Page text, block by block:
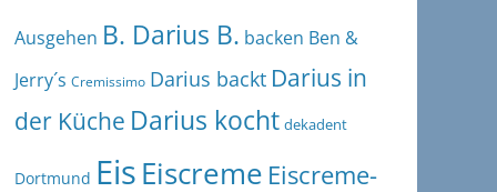
Ausgehen B. Darius B. backen Ben &
Jerry´s Cremissimo Darius backt Darius in
der Küche Darius kocht dekadent
Dortmund EisEiscreme Eiscreme-